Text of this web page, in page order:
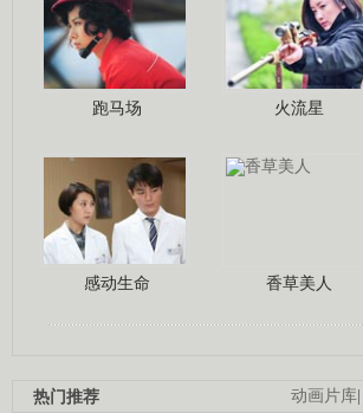
跑马场 火流星
感动生命 香草美人
动画片库|
热门推荐